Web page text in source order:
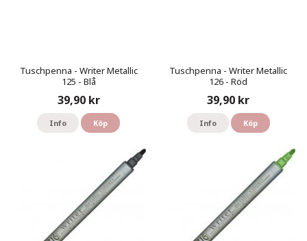
Tuschpenna - Writer Metallic
125 - Blå
39,90 kr
Info Köp
Tuschpenna - Writer Metallic
126 - Röd
39,90 kr
Info Köp